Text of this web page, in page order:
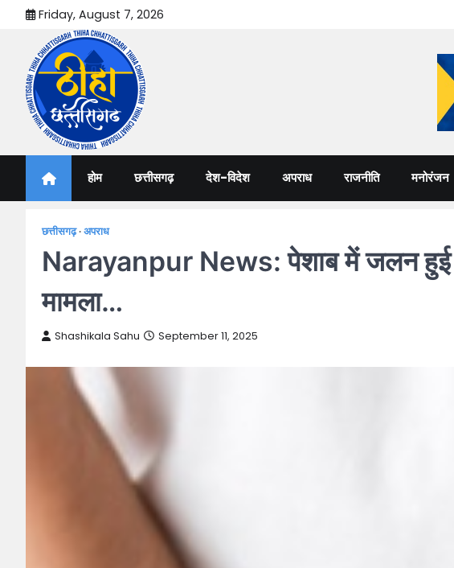
content
Friday, August 7, 2026
Thiha Chhattisgarh
होम छत्तीसगढ़ देश-विदेश अपराध राजनीति मनोरंजन
छत्तीसगढ़ अपराध
Narayanpur News: पेशाब में जलन हुई तो
मामला…
Shashikala Sahu September 11, 2025